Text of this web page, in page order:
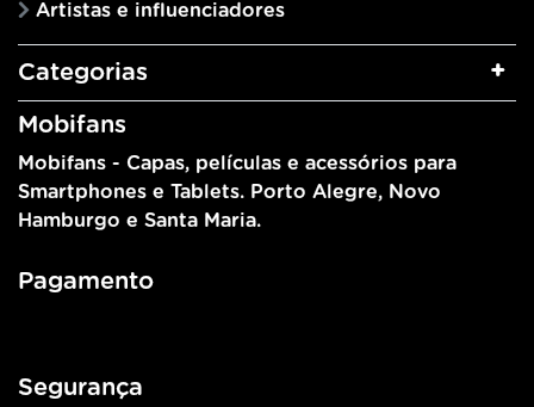
Artistas e influenciadores
Categorias
Mobifans
Mobifans - Capas, películas e acessórios para
Smartphones e Tablets. Porto Alegre, Novo
Hamburgo e Santa Maria.
Pagamento
Segurança